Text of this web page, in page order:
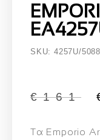
SKU: 4257U/
€161
Τα Emporio